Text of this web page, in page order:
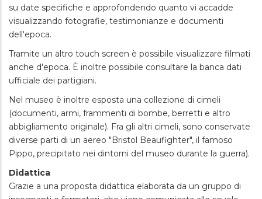
su date specifiche e approfondendo quanto vi accadde
visualizzando fotografie, testimonianze e documenti
dell'epoca.
Tramite un altro touch screen è possibile visualizzare filmati
anche d'epoca. È inoltre possibile consultare la banca dati
ufficiale dei partigiani.
Nel museo è inoltre esposta una collezione di cimeli
(documenti, armi, frammenti di bombe, berretti e altro
abbigliamento originale). Fra gli altri cimeli, sono conservate
diverse parti di un aereo "Bristol Beaufighter", il famoso
Pippo, precipitato nei dintorni del museo durante la guerra).
Didattica
Grazie a una proposta didattica elaborata da un gruppo di